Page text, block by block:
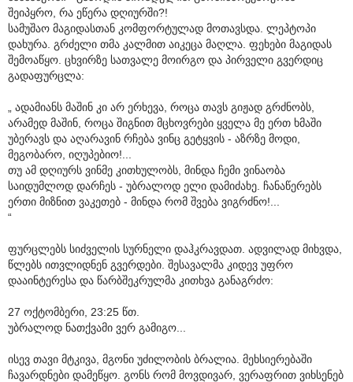
შეიპყრო, რა ეწერა დღიურში?!
სამუშაო მაგიდასთან კომფორტულად მოთავსდა. ლეპტოპი
დახურა. გრძელი თმა კალმით აიკეცა მაღლა. ფეხები მაგიდას
შემოაწყო. ცხვირზე სათვალე მოირგო და პირველი გვერდიც
გადაფურცლა:
„ ადამიანს მაშინ კი არ ერხევა, როცა თავს გიჟად გრძნობს,
არამედ მაშინ, როცა შიგნით მცხოვრები ყველა მე ერთ ხმაში
უბერავს და აღარავინ რჩება ვინც გეტყვის - აზრზე მოდი,
მეგობარო, იღუპებიო!...
თუ ამ დღიურს ვინმე კითხულობს, მინდა ჩემი ვინაობა
საიდუმლოდ დარჩეს - უბრალოდ ელი დამიძახე. ჩანაწერებს
ერთი მიზნით ვაკეთებ - მინდა რომ შვება ვიგრძნო!...
“
ფურცლებს სიძველის სურნელი დაჰკრავდათ. ადვილად მიხვდა,
წლებს ითვლიდნენ გვერდები. შესავალმა კიდევ უფრო
დააინტერესა და წარბშეკრულმა კითხვა განაგრძო:
27 ოქტომბერი, 23:25 წთ.
უბრალოდ ნათქვამი ვერ გამიგო...
ისევ თავი მტკივა, მგონი უძილობის ბრალია. მეხსიერებაში
ჩავარდნები დამეწყო. გონს რომ მოვდივარ, ვერაფრით ვიხსენებ